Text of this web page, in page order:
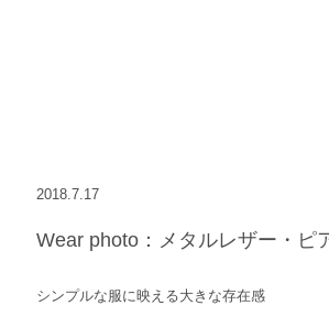
2018.7.17
Wear photo：メタルレザー・ピ
シンプルな服に映える大きな存在感